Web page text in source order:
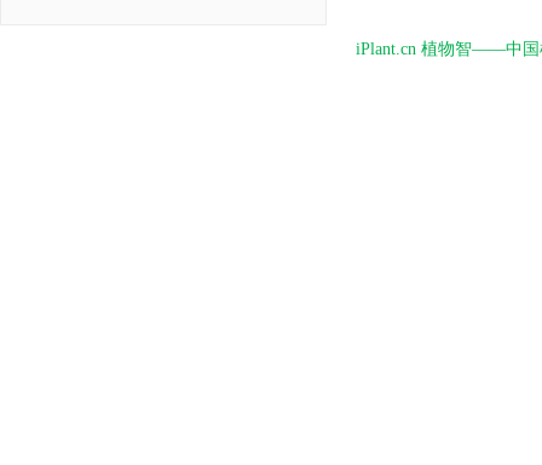
iPlant.cn 植物智——中国